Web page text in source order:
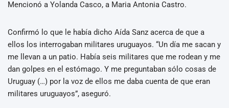
Mencionó a Yolanda Casco, a Maria Antonia Castro.
Confirmó lo que le había dicho Aída Sanz acerca de que a
ellos los interrogaban militares uruguayos. “Un día me sacan y
me llevan a un patio. Había seis militares que me rodean y me
dan golpes en el estómago. Y me preguntaban sólo cosas de
Uruguay (…) por la voz de ellos me daba cuenta de que eran
militares uruguayos”, aseguró.